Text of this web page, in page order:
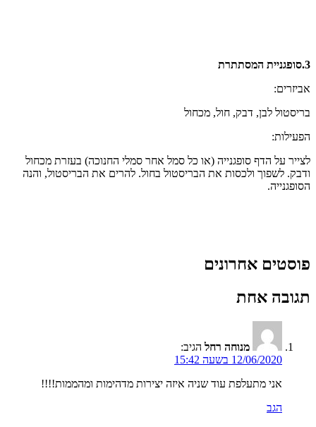
3.סופגניית המסתתרת
אביזרים:
בריסטול לבן, דבק, חול, מכחול
הפעילות:
לצייר על הדף סופגנייה (או כל סמל אחר סמלי החנוכה) בעזרת מכחול
ודבק. לשפוך ולכסות את הבריסטול בחול. להרים את הבריסטול, והנה
הסופגנייה.
פוסטים אחרונים
תגובה אחת
מנוחה רחל הגיב:
12/06/2020 בשעה 15:42
אני מתעלפת עוד שניה איזה יצירות מדהימות ומהממות!!!!
הגב